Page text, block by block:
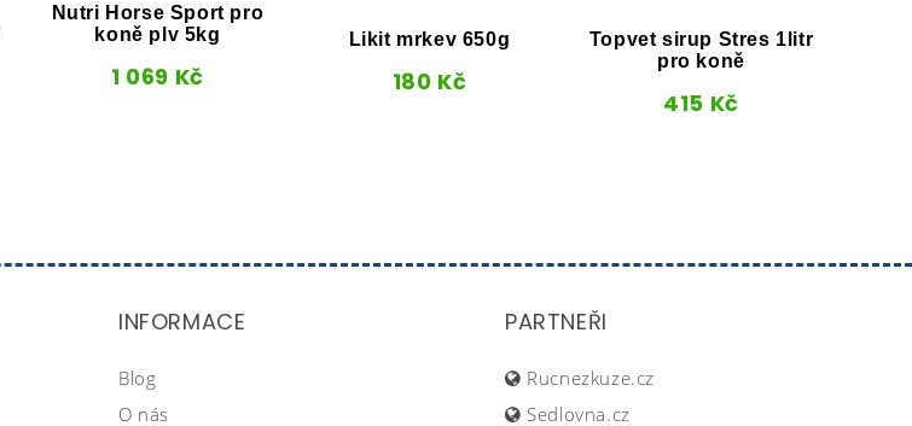
Nutri Horse Sport pro
koně plv 5kg
1 069 Kč
Likit mrkev 650g
180 Kč
Topvet sirup Stres 1litr
pro koně
415 Kč
INFORMACE
Blog
O nás
PARTNEŘI
Rucnezkuze.cz
Sedlovna.cz